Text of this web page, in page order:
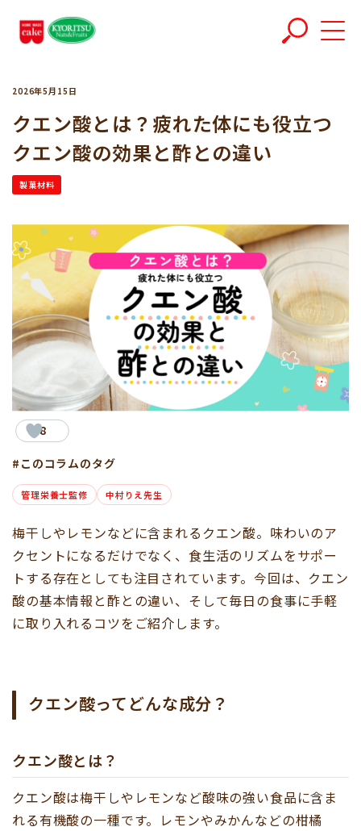
2026年5月15日
クエン酸とは？疲れた体にも役立つ
クエン酸の効果と酢との違い
製菓材料
8
#このコラムのタグ
管理栄養士監修 中村りえ先生
梅干しやレモンなどに含まれるクエン酸。味わいのア
クセントになるだけでなく、食生活のリズムをサポー
トする存在としても注目されています。今回は、クエン
酸の基本情報と酢との違い、そして毎日の食事に手軽
に取り入れるコツをご紹介します。
クエン酸ってどんな成分？
クエン酸とは？
クエン酸は梅干しやレモンなど酸味の強い食品に含ま
れる有機酸の一種です。レモンやみかんなどの柑橘